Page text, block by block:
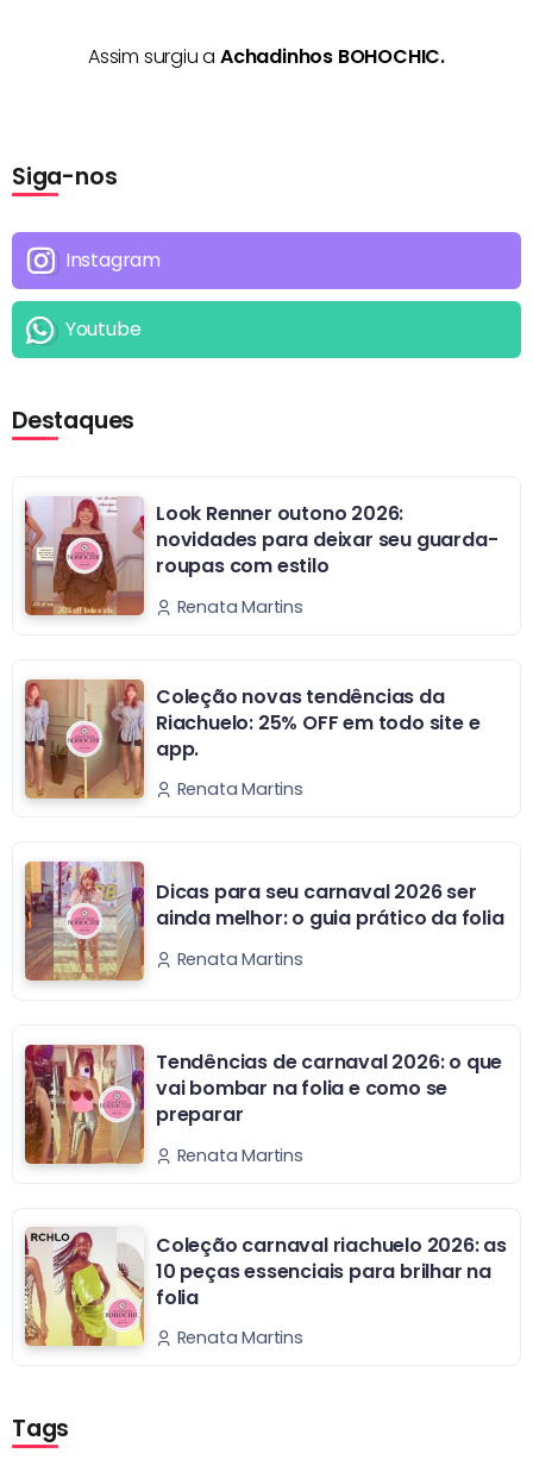
Assim surgiu a Achadinhos BOHOCHIC.
Siga-nos
Instagram
Youtube
Destaques
Look Renner outono 2026:
novidades para deixar seu guarda-
roupas com estilo
Renata Martins
Coleção novas tendências da
Riachuelo: 25% OFF em todo site e
app.
Renata Martins
Dicas para seu carnaval 2026 ser
ainda melhor: o guia prático da folia
Renata Martins
Tendências de carnaval 2026: o que
vai bombar na folia e como se
preparar
Renata Martins
Coleção carnaval riachuelo 2026: as
10 peças essenciais para brilhar na
folia
Renata Martins
Tags